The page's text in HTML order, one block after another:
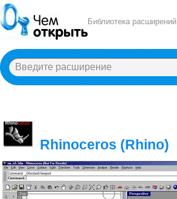
Библиотека расширений
Rhinoceros (Rhino)